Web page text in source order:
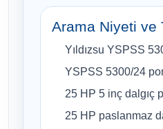
Arama Niyeti ve
Yıldızsu YSPSS
YSPSS 5300/24
25 HP 5 inç dalgıç
25 HP paslanmaz